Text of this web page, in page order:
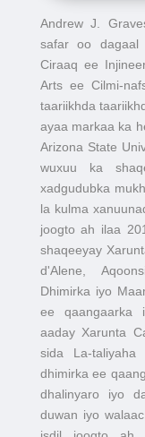
Andrew J.
safar oo dagaal
Ciraaq ee
Arts ee Cilmi-
taariikhda
ayaa markaa ka
Arizona State
wuxuu ka
xadgudubka
la kulma
joogto ah ilaa
shaqeeyay
d'Alene,
Dhimirka iyo
ee qaangaarka
aaday Xarunta
sida La-taliyaha
dhimirka ee
dhalinyaro iyo
duwan iyo